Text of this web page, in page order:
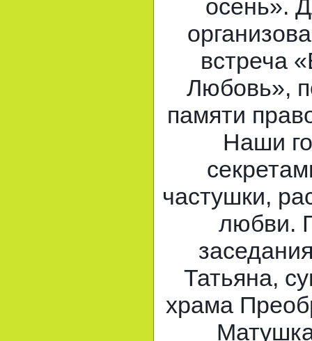
осень».
встреча
Любовь»,
памяти
Наши
частушки,
любви.
Татьяна,
храма